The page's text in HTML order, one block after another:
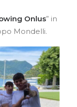
Onlus” in
Mondelli.